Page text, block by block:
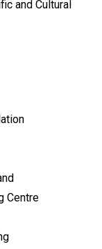
and Cultural
Centre